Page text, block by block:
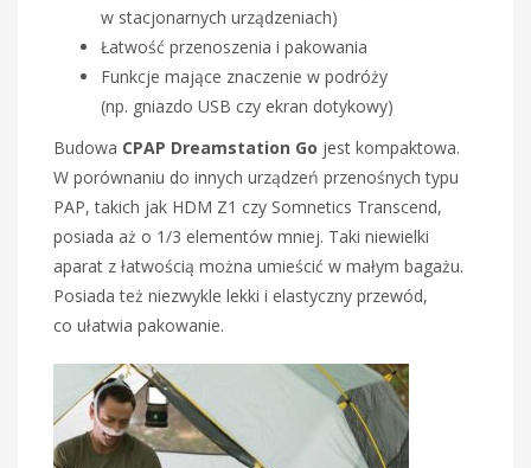
w stacjonarnych urządzeniach)
Łatwość przenoszenia i pakowania
Funkcje mające znaczenie w podróży
(np. gniazdo USB czy ekran dotykowy)
Budowa CPAP Dreamstation Go jest kompaktowa.
W porównaniu do innych urządzeń przenośnych typu
PAP, takich jak HDM Z1 czy Somnetics Transcend,
posiada aż o 1/3 elementów mniej. Taki niewielki
aparat z łatwością można umieścić w małym bagażu.
Posiada też niezwykle lekki i elastyczny przewód,
co ułatwia pakowanie.